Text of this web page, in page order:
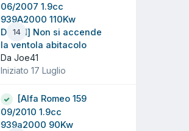
14
06/2007 1.9cc
939A2000 110Kw
Diesel] Non si accende
la ventola abitacolo
Da Joe41
Iniziato 17 Luglio
[Alfa Romeo 159
09/2010 1.9cc
939a2000 90Kw